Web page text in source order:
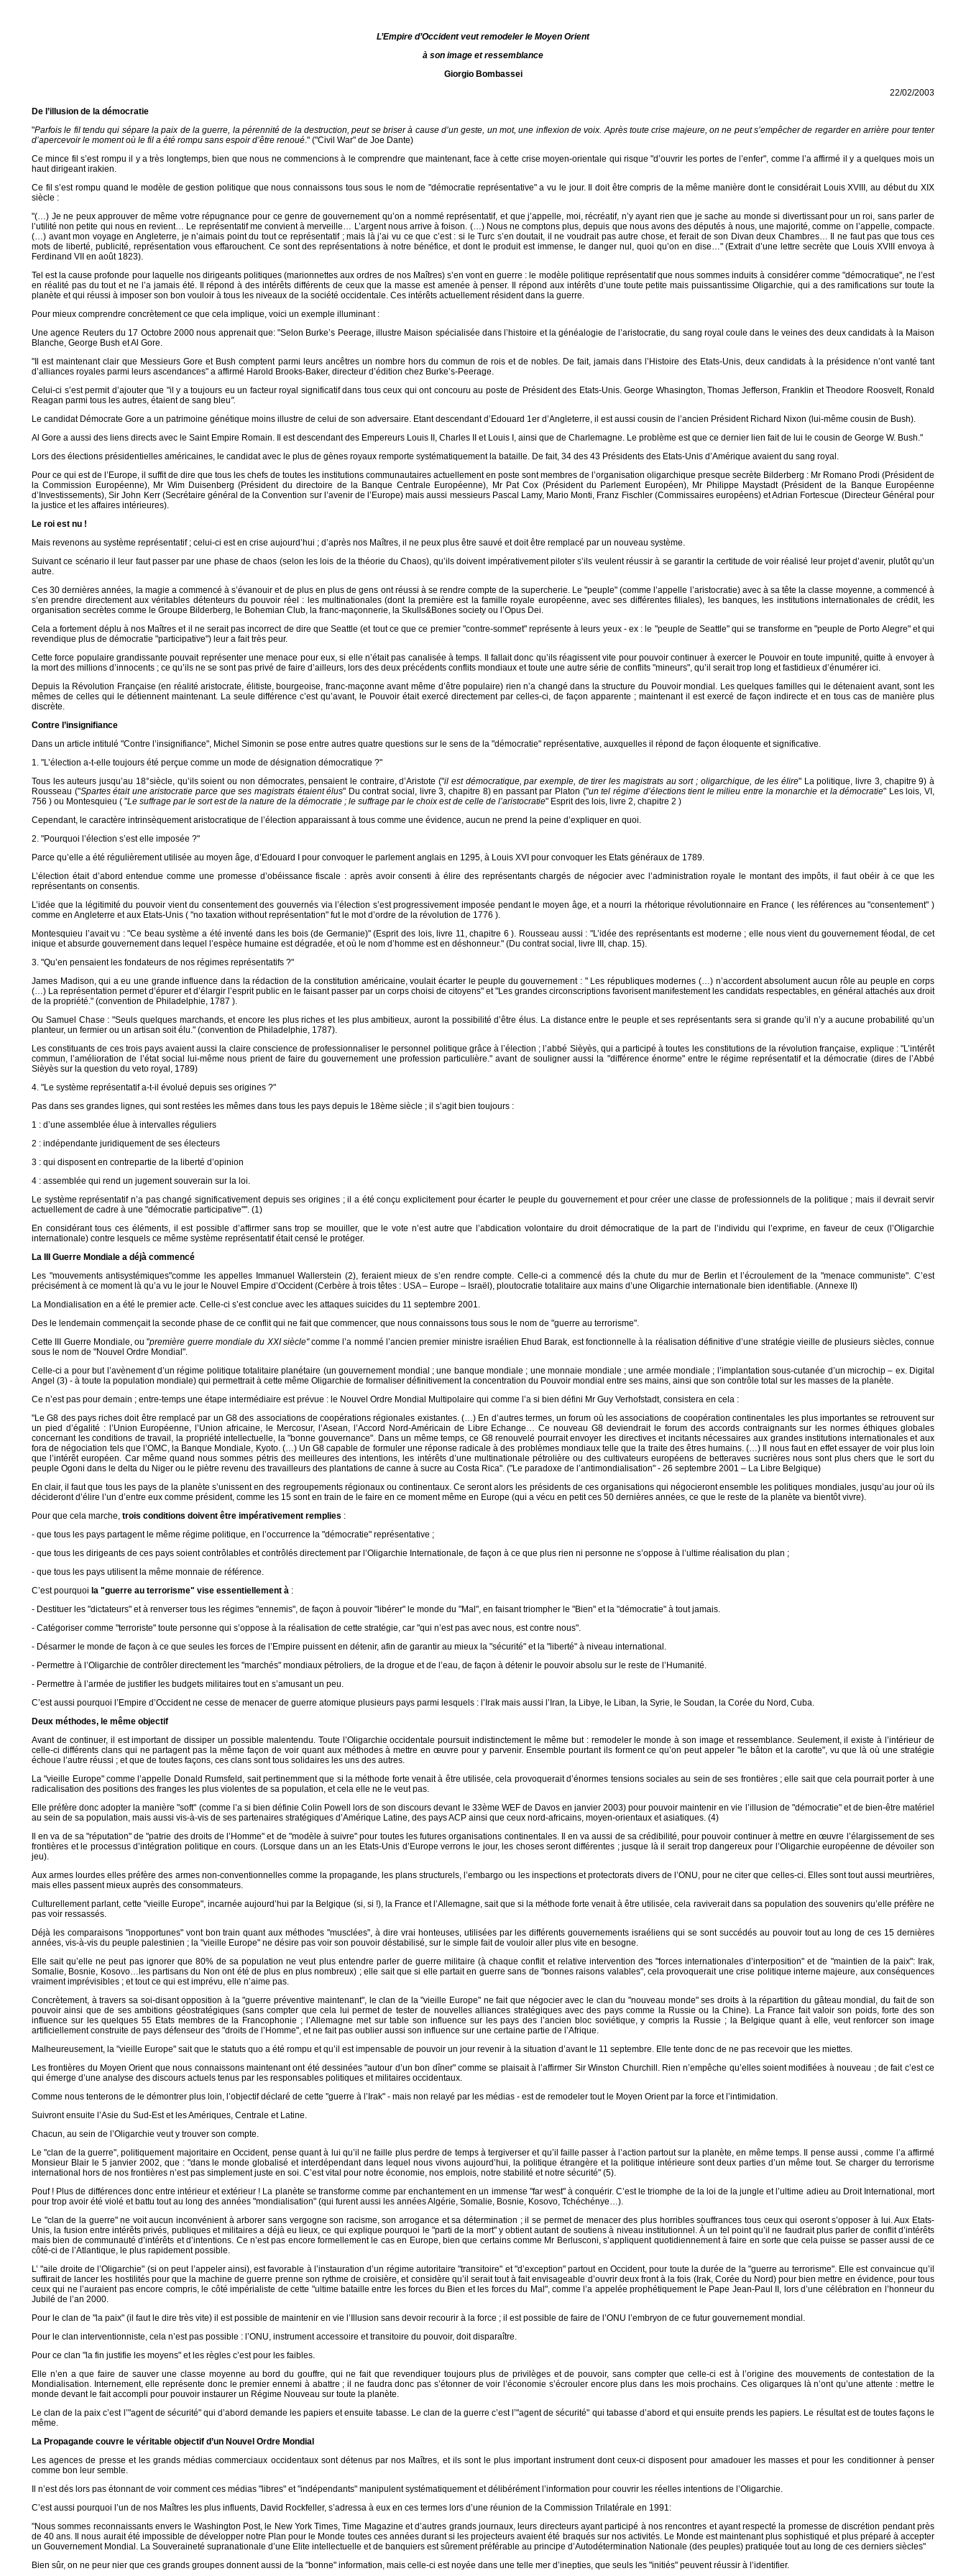
L’Empire d’Occident veut remodeler le Moyen Orient
à son image et ressemblance
Giorgio Bombassei
22/02/2003
De l’illusion de la démocratie
"Parfois le fil tendu qui sépare la paix de la guerre, la pérennité de la destruction, peut se briser à cause d’un geste, un mot, une inflexion de voix. Après toute crise majeure, on ne peut s’empêcher de regarder en arrière pour tenter
d’apercevoir le moment où le fil a été rompu sans espoir d’être renoué." ("Civil War" de Joe Dante)
Ce mince fil s’est rompu il y a très longtemps, bien que nous ne commencions à le comprendre que maintenant, face à cette crise moyen-orientale qui risque "d’ouvrir les portes de l’enfer", comme l’a affirmé il y a quelques mois un
haut dirigeant irakien.
Ce fil s’est rompu quand le modèle de gestion politique que nous connaissons tous sous le nom de "démocratie représentative" a vu le jour. Il doit être compris de la même manière dont le considérait Louis XVIII, au début du XIX
siècle :
"(…) Je ne peux approuver de même votre répugnance pour ce genre de gouvernement qu’on a nommé représentatif, et que j’appelle, moi, récréatif, n’y ayant rien que je sache au monde si divertissant pour un roi, sans parler de
l’utilité non petite qui nous en revient… Le représentatif me convient à merveille… L’argent nous arrive à foison. (…) Nous ne comptons plus, depuis que nous avons des députés à nous, une majorité, comme on l’appelle, compacte.
(…) avant mon voyage en Angleterre, je n’aimais point du tout ce représentatif ; mais là j’ai vu ce que c’est : si le Turc s’en doutait, il ne voudrait pas autre chose, et ferait de son Divan deux Chambres… Il ne faut pas que tous ces
mots de liberté, publicité, représentation vous effarouchent. Ce sont des représentations à notre bénéfice, et dont le produit est immense, le danger nul, quoi qu’on en dise…" (Extrait d’une lettre secrète que Louis XVIII envoya à
Ferdinand VII en août 1823).
Tel est la cause profonde pour laquelle nos dirigeants politiques (marionnettes aux ordres de nos Maîtres) s’en vont en guerre : le modèle politique représentatif que nous sommes induits à considérer comme "démocratique", ne l’est
en réalité pas du tout et ne l’a jamais été. Il répond à des intérêts différents de ceux que la masse est amenée à penser. Il répond aux intérêts d’une toute petite mais puissantissime Oligarchie, qui a des ramifications sur toute la
planète et qui réussi à imposer son bon vouloir à tous les niveaux de la société occidentale. Ces intérêts actuellement résident dans la guerre.
Pour mieux comprendre concrètement ce que cela implique, voici un exemple illuminant :
Une agence Reuters du 17 Octobre 2000 nous apprenait que: "Selon Burke’s Peerage, illustre Maison spécialisée dans l’histoire et la généalogie de l’aristocratie, du sang royal coule dans le veines des deux candidats à la Maison
Blanche, George Bush et Al Gore.
"Il est maintenant clair que Messieurs Gore et Bush comptent parmi leurs ancêtres un nombre hors du commun de rois et de nobles. De fait, jamais dans l’Histoire des Etats-Unis, deux candidats à la présidence n’ont vanté tant
d’alliances royales parmi leurs ascendances" a affirmé Harold Brooks-Baker, directeur d’édition chez Burke’s-Peerage.
Celui-ci s’est permit d’ajouter que "il y a toujours eu un facteur royal significatif dans tous ceux qui ont concouru au poste de Président des Etats-Unis. George Whasington, Thomas Jefferson, Franklin et Theodore Roosvelt, Ronald
Reagan parmi tous les autres, étaient de sang bleu".
Le candidat Démocrate Gore a un patrimoine génétique moins illustre de celui de son adversaire. Etant descendant d’Edouard 1er d’Angleterre, il est aussi cousin de l’ancien Président Richard Nixon (lui-même cousin de Bush).
Al Gore a aussi des liens directs avec le Saint Empire Romain. Il est descendant des Empereurs Louis II, Charles II et Louis I, ainsi que de Charlemagne. Le problème est que ce dernier lien fait de lui le cousin de George W. Bush."
Lors des élections présidentielles américaines, le candidat avec le plus de gènes royaux remporte systématiquement la bataille. De fait, 34 des 43 Présidents des Etats-Unis d’Amérique avaient du sang royal.
Pour ce qui est de l’Europe, il suffit de dire que tous les chefs de toutes les institutions communautaires actuellement en poste sont membres de l’organisation oligarchique presque secrète Bilderberg : Mr Romano Prodi (Président de
la Commission Européenne), Mr Wim Duisenberg (Président du directoire de la Banque Centrale Européenne), Mr Pat Cox (Président du Parlement Européen), Mr Philippe Maystadt (Président de la Banque Européenne
d’Investissements), Sir John Kerr (Secrétaire général de la Convention sur l’avenir de l’Europe) mais aussi messieurs Pascal Lamy, Mario Monti, Franz Fischler (Commissaires européens) et Adrian Fortescue (Directeur Général pour
la justice et les affaires intérieures).
Le roi est nu !
Mais revenons au système représentatif ; celui-ci est en crise aujourd’hui ; d’après nos Maîtres, il ne peux plus être sauvé et doit être remplacé par un nouveau système.
Suivant ce scénario il leur faut passer par une phase de chaos (selon les lois de la théorie du Chaos), qu’ils doivent impérativement piloter s’ils veulent réussir à se garantir la certitude de voir réalisé leur projet d’avenir, plutôt qu’un
autre.
Ces 30 dernières années, la magie a commencé à s’évanouir et de plus en plus de gens ont réussi à se rendre compte de la supercherie. Le "peuple" (comme l’appelle l’aristocratie) avec à sa tête la classe moyenne, a commencé à
s’en prendre directement aux véritables détenteurs du pouvoir réel : les multinationales (dont la première est la famille royale européenne, avec ses différentes filiales), les banques, les institutions internationales de crédit, les
organisation secrètes comme le Groupe Bilderberg, le Bohemian Club, la franc-maçonnerie, la Skulls&Bones society ou l’Opus Dei.
Cela a fortement déplu à nos Maîtres et il ne serait pas incorrect de dire que Seattle (et tout ce que ce premier "contre-sommet" représente à leurs yeux - ex : le "peuple de Seattle" qui se transforme en "peuple de Porto Alegre" et qui
revendique plus de démocratie "participative") leur a fait très peur.
Cette force populaire grandissante pouvait représenter une menace pour eux, si elle n’était pas canalisée à temps. Il fallait donc qu’ils réagissent vite pour pouvoir continuer à exercer le Pouvoir en toute impunité, quitte à envoyer à
la mort des millions d’innocents ; ce qu’ils ne se sont pas privé de faire d’ailleurs, lors des deux précédents conflits mondiaux et toute une autre série de conflits "mineurs", qu’il serait trop long et fastidieux d’énumérer ici.
Depuis la Révolution Française (en réalité aristocrate, élitiste, bourgeoise, franc-maçonne avant même d’être populaire) rien n’a changé dans la structure du Pouvoir mondial. Les quelques familles qui le détenaient avant, sont les
mêmes de celles qui le détiennent maintenant. La seule différence c’est qu’avant, le Pouvoir était exercé directement par celles-ci, de façon apparente ; maintenant il est exercé de façon indirecte et en tous cas de manière plus
discrète.
Contre l’insignifiance
Dans un article intitulé "Contre l’insignifiance", Michel Simonin se pose entre autres quatre questions sur le sens de la "démocratie" représentative, auxquelles il répond de façon éloquente et significative.
1. "L’élection a-t-elle toujours été perçue comme un mode de désignation démocratique ?"
Tous les auteurs jusqu’au 18°siècle, qu’ils soient ou non démocrates, pensaient le contraire, d’Aristote ("il est démocratique, par exemple, de tirer les magistrats au sort ; oligarchique, de les élire" La politique, livre 3, chapitre 9) à
Rousseau ("Spartes était une aristocratie parce que ses magistrats étaient élus" Du contrat social, livre 3, chapitre 8) en passant par Platon ("un tel régime d’élections tient le milieu entre la monarchie et la démocratie" Les lois, VI,
756 ) ou Montesquieu ( "Le suffrage par le sort est de la nature de la démocratie ; le suffrage par le choix est de celle de l’aristocratie" Esprit des lois, livre 2, chapitre 2 )
Cependant, le caractère intrinsèquement aristocratique de l’élection apparaissant à tous comme une évidence, aucun ne prend la peine d’expliquer en quoi.
2. "Pourquoi l’élection s’est elle imposée ?"
Parce qu’elle a été régulièrement utilisée au moyen âge, d’Edouard I pour convoquer le parlement anglais en 1295, à Louis XVI pour convoquer les Etats généraux de 1789.
L’élection était d’abord entendue comme une promesse d’obéissance fiscale : après avoir consenti à élire des représentants chargés de négocier avec l’administration royale le montant des impôts, il faut obéir à ce que les
représentants on consentis.
L’idée que la légitimité du pouvoir vient du consentement des gouvernés via l’élection s’est progressivement imposée pendant le moyen âge, et a nourri la rhétorique révolutionnaire en France ( les références au "consentement" )
comme en Angleterre et aux Etats-Unis ( "no taxation without représentation" fut le mot d’ordre de la révolution de 1776 ).
Montesquieu l’avait vu : "Ce beau système a été inventé dans les bois (de Germanie)" (Esprit des lois, livre 11, chapitre 6 ). Rousseau aussi : "L’idée des représentants est moderne ; elle nous vient du gouvernement féodal, de cet
inique et absurde gouvernement dans lequel l’espèce humaine est dégradée, et où le nom d’homme est en déshonneur." (Du contrat social, livre III, chap. 15).
3. "Qu’en pensaient les fondateurs de nos régimes représentatifs ?"
James Madison, qui a eu une grande influence dans la rédaction de la constitution américaine, voulait écarter le peuple du gouvernement : " Les républiques modernes (…) n’accordent absolument aucun rôle au peuple en corps
(…) La représentation permet d’épurer et d’élargir l’esprit public en le faisant passer par un corps choisi de citoyens" et "Les grandes circonscriptions favorisent manifestement les candidats respectables, en général attachés aux droit
de la propriété." (convention de Philadelphie, 1787 ).
Ou Samuel Chase : "Seuls quelques marchands, et encore les plus riches et les plus ambitieux, auront la possibilité d’être élus. La distance entre le peuple et ses représentants sera si grande qu’il n’y a aucune probabilité qu’un
planteur, un fermier ou un artisan soit élu." (convention de Philadelphie, 1787).
Les constituants de ces trois pays avaient aussi la claire conscience de professionnaliser le personnel politique grâce à l’élection ; l’abbé Sièyès, qui a participé à toutes les constitutions de la révolution française, explique : "L’intérêt
commun, l’amélioration de l’état social lui-même nous prient de faire du gouvernement une profession particulière." avant de souligner aussi la "différence énorme" entre le régime représentatif et la démocratie (dires de l’Abbé
Sièyès sur la question du veto royal, 1789)
4. "Le système représentatif a-t-il évolué depuis ses origines ?"
Pas dans ses grandes lignes, qui sont restées les mêmes dans tous les pays depuis le 18ème siècle ; il s’agit bien toujours :
1 : d’une assemblée élue à intervalles réguliers
2 : indépendante juridiquement de ses électeurs
3 : qui disposent en contrepartie de la liberté d’opinion
4 : assemblée qui rend un jugement souverain sur la loi.
Le système représentatif n’a pas changé significativement depuis ses origines ; il a été conçu explicitement pour écarter le peuple du gouvernement et pour créer une classe de professionnels de la politique ; mais il devrait servir
actuellement de cadre à une "démocratie participative"". (1)
En considérant tous ces éléments, il est possible d’affirmer sans trop se mouiller, que le vote n’est autre que l’abdication volontaire du droit démocratique de la part de l’individu qui l’exprime, en faveur de ceux (l’Oligarchie
internationale) contre lesquels ce même système représentatif était censé le protéger.
La III Guerre Mondiale a déjà commencé
Les "mouvements antisystémiques"comme les appelles Immanuel Wallerstein (2), feraient mieux de s’en rendre compte. Celle-ci a commencé dés la chute du mur de Berlin et l’écroulement de la "menace communiste". C’est
précisément à ce moment là qu’a vu le jour le Nouvel Empire d’Occident (Cerbère à trois têtes : USA – Europe – Israël), ploutocratie totalitaire aux mains d’une Oligarchie internationale bien identifiable. (Annexe II)
La Mondialisation en a été le premier acte. Celle-ci s’est conclue avec les attaques suicides du 11 septembre 2001.
Des le lendemain commençait la seconde phase de ce conflit qui ne fait que commencer, que nous connaissons tous sous le nom de "guerre au terrorisme".
Cette III Guerre Mondiale, ou "première guerre mondiale du XXI siècle"comme l’a nommé l’ancien premier ministre israélien Ehud Barak, est fonctionnelle à la réalisation définitive d’une stratégie vieille de plusieurs siècles, connue
sous le nom de "Nouvel Ordre Mondial".
Celle-ci a pour but l’avènement d’un régime politique totalitaire planétaire (un gouvernement mondial ; une banque mondiale ; une monnaie mondiale ; une armée mondiale ; l’implantation sous-cutanée d’un microchip – ex. Digital
Angel (3) - à toute la population mondiale) qui permettrait à cette même Oligarchie de formaliser définitivement la concentration du Pouvoir mondial entre ses mains, ainsi que son contrôle total sur les masses de la planète.
Ce n’est pas pour demain ; entre-temps une étape intermédiaire est prévue : le Nouvel Ordre Mondial Multipolaire qui comme l’a si bien défini Mr Guy Verhofstadt, consistera en cela :
"Le G8 des pays riches doit être remplacé par un G8 des associations de coopérations régionales existantes. (…) En d’autres termes, un forum où les associations de coopération continentales les plus importantes se retrouvent sur
un pied d’égalité : l’Union Européenne, l’Union africaine, le Mercosur, l’Asean, l’Accord Nord-Américain de Libre Echange… Ce nouveau G8 deviendrait le forum des accords contraignants sur les normes éthiques globales
concernant les conditions de travail, la propriété intellectuelle, la "bonne gouvernance". Dans un même temps, ce G8 renouvelé pourrait envoyer les directives et incitants nécessaires aux grandes institutions internationales et aux
fora de négociation tels que l’OMC, la Banque Mondiale, Kyoto. (…) Un G8 capable de formuler une réponse radicale à des problèmes mondiaux telle que la traite des êtres humains. (…) Il nous faut en effet essayer de voir plus loin
que l’intérêt européen. Car même quand nous sommes pétris des meilleures des intentions, les intérêts d’une multinationale pétrolière ou des cultivateurs européens de betteraves sucrières nous sont plus chers que le sort du
peuple Ogoni dans le delta du Niger ou le piètre revenu des travailleurs des plantations de canne à sucre au Costa Rica". ("Le paradoxe de l’antimondialisation" - 26 septembre 2001 – La Libre Belgique)
En clair, il faut que tous les pays de la planète s’unissent en des regroupements régionaux ou continentaux. Ce seront alors les présidents de ces organisations qui négocieront ensemble les politiques mondiales, jusqu’au jour où ils
décideront d’élire l’un d’entre eux comme président, comme les 15 sont en train de le faire en ce moment même en Europe (qui a vécu en petit ces 50 dernières années, ce que le reste de la planète va bientôt vivre).
Pour que cela marche, trois conditions doivent être impérativement remplies :
- que tous les pays partagent le même régime politique, en l’occurrence la "démocratie" représentative ;
- que tous les dirigeants de ces pays soient contrôlables et contrôlés directement par l’Oligarchie Internationale, de façon à ce que plus rien ni personne ne s’oppose à l’ultime réalisation du plan ;
- que tous les pays utilisent la même monnaie de référence.
C’est pourquoi la "guerre au terrorisme" vise essentiellement à :
- Destituer les "dictateurs" et à renverser tous les régimes "ennemis", de façon à pouvoir "libérer" le monde du "Mal", en faisant triompher le "Bien" et la "démocratie" à tout jamais.
- Catégoriser comme "terroriste" toute personne qui s’oppose à la réalisation de cette stratégie, car "qui n’est pas avec nous, est contre nous".
- Désarmer le monde de façon à ce que seules les forces de l’Empire puissent en détenir, afin de garantir au mieux la "sécurité" et la "liberté" à niveau international.
- Permettre à l’Oligarchie de contrôler directement les "marchés" mondiaux pétroliers, de la drogue et de l’eau, de façon à détenir le pouvoir absolu sur le reste de l’Humanité.
- Permettre à l’armée de justifier les budgets militaires tout en s’amusant un peu.
C’est aussi pourquoi l’Empire d’Occident ne cesse de menacer de guerre atomique plusieurs pays parmi lesquels : l’Irak mais aussi l’Iran, la Libye, le Liban, la Syrie, le Soudan, la Corée du Nord, Cuba.
Deux méthodes, le même objectif
Avant de continuer, il est important de dissiper un possible malentendu. Toute l’Oligarchie occidentale poursuit indistinctement le même but : remodeler le monde à son image et ressemblance. Seulement, il existe à l’intérieur de
celle-ci différents clans qui ne partagent pas la même façon de voir quant aux méthodes à mettre en œuvre pour y parvenir. Ensemble pourtant ils forment ce qu’on peut appeler "le bâton et la carotte", vu que là où une stratégie
échoue l’autre réussi ; et que de toutes façons, ces clans sont tous solidaires les uns des autres.
La "vieille Europe" comme l’appelle Donald Rumsfeld, sait pertinemment que si la méthode forte venait à être utilisée, cela provoquerait d’énormes tensions sociales au sein de ses frontières ; elle sait que cela pourrait porter à une
radicalisation des positions des franges les plus violentes de sa population, et cela elle ne le veut pas.
Elle préfère donc adopter la manière "soft" (comme l’a si bien définie Colin Powell lors de son discours devant le 33ème WEF de Davos en janvier 2003) pour pouvoir maintenir en vie l’illusion de "démocratie" et de bien-être matériel
au sein de sa population, mais aussi vis-à-vis de ses partenaires stratégiques d’Amérique Latine, des pays ACP ainsi que ceux nord-africains, moyen-orientaux et asiatiques. (4)
Il en va de sa "réputation" de "patrie des droits de l’Homme" et de "modèle à suivre" pour toutes les futures organisations continentales. Il en va aussi de sa crédibilité, pour pouvoir continuer à mettre en œuvre l’élargissement de ses
frontières et le processus d’intégration politique en cours. (Lorsque dans un an les Etats-Unis d’Europe verrons le jour, les choses seront différentes ; jusque là il serait trop dangereux pour l’Oligarchie européenne de dévoiler son
jeu).
Aux armes lourdes elles préfère des armes non-conventionnelles comme la propagande, les plans structurels, l’embargo ou les inspections et protectorats divers de l’ONU, pour ne citer que celles-ci. Elles sont tout aussi meurtrières,
mais elles passent mieux auprès des consommateurs.
Culturellement parlant, cette "vieille Europe", incarnée aujourd’hui par la Belgique (si, si !), la France et l’Allemagne, sait que si la méthode forte venait à être utilisée, cela raviverait dans sa population des souvenirs qu’elle préfère ne
pas voir ressassés.
Déjà les comparaisons "inopportunes" vont bon train quant aux méthodes "musclées", à dire vrai honteuses, utilisées par les différents gouvernements israéliens qui se sont succédés au pouvoir tout au long de ces 15 dernières
années, vis-à-vis du peuple palestinien ; la "vieille Europe" ne désire pas voir son pouvoir déstabilisé, sur le simple fait de vouloir aller plus vite en besogne.
Elle sait qu’elle ne peut pas ignorer que 80% de sa population ne veut plus entendre parler de guerre militaire (à chaque conflit et relative intervention des "forces internationales d’interposition" et de "maintien de la paix": Irak,
Somalie, Bosnie, Kosovo…les partisans du Non ont été de plus en plus nombreux) ; elle sait que si elle partait en guerre sans de "bonnes raisons valables", cela provoquerait une crise politique interne majeure, aux conséquences
vraiment imprévisibles ; et tout ce qui est imprévu, elle n’aime pas.
Concrètement, à travers sa soi-disant opposition à la "guerre préventive maintenant", le clan de la "vieille Europe" ne fait que négocier avec le clan du "nouveau monde" ses droits à la répartition du gâteau mondial, du fait de son
pouvoir ainsi que de ses ambitions géostratégiques (sans compter que cela lui permet de tester de nouvelles alliances stratégiques avec des pays comme la Russie ou la Chine). La France fait valoir son poids, forte des son
influence sur les quelques 55 Etats membres de la Francophonie ; l’Allemagne met sur table son influence sur les pays des l’ancien bloc soviétique, y compris la Russie ; la Belgique quant à elle, veut renforcer son image
artificiellement construite de pays défenseur des "droits de l’Homme", et ne fait pas oublier aussi son influence sur une certaine partie de l’Afrique.
Malheureusement, la "vieille Europe" sait que le statuts quo a été rompu et qu’il est impensable de pouvoir un jour revenir à la situation d’avant le 11 septembre. Elle tente donc de ne pas recevoir que les miettes.
Les frontières du Moyen Orient que nous connaissons maintenant ont été dessinées "autour d’un bon dîner" comme se plaisait à l’affirmer Sir Winston Churchill. Rien n’empêche qu’elles soient modifiées à nouveau ; de fait c’est ce
qui émerge d’une analyse des discours actuels tenus par les responsables politiques et militaires occidentaux.
Comme nous tenterons de le démontrer plus loin, l’objectif déclaré de cette "guerre à l’Irak" - mais non relayé par les médias - est de remodeler tout le Moyen Orient par la force et l’intimidation.
Suivront ensuite l’Asie du Sud-Est et les Amériques, Centrale et Latine.
Chacun, au sein de l’Oligarchie veut y trouver son compte.
Le "clan de la guerre", politiquement majoritaire en Occident, pense quant à lui qu’il ne faille plus perdre de temps à tergiverser et qu’il faille passer à l’action partout sur la planète, en même temps. Il pense aussi , comme l’a affirmé
Monsieur Blair le 5 janvier 2002, que : "dans le monde globalisé et interdépendant dans lequel nous vivons aujourd’hui, la politique étrangère et la politique intérieure sont deux parties d’un même tout. Se charger du terrorisme
international hors de nos frontières n’est pas simplement juste en soi. C’est vital pour notre économie, nos emplois, notre stabilité et notre sécurité" (5).
Pouf ! Plus de différences donc entre intérieur et extérieur ! La planète se transforme comme par enchantement en un immense "far west" à conquérir. C’est le triomphe de la loi de la jungle et l’ultime adieu au Droit International, mort
pour trop avoir été violé et battu tout au long des années "mondialisation" (qui furent aussi les années Algérie, Somalie, Bosnie, Kosovo, Tchéchénye…).
Le "clan de la guerre" ne voit aucun inconvénient à arborer sans vergogne son racisme, son arrogance et sa détermination ; il se permet de menacer des plus horribles souffrances tous ceux qui oseront s’opposer à lui. Aux Etats-
Unis, la fusion entre intérêts privés, publiques et militaires a déjà eu lieux, ce qui explique pourquoi le "parti de la mort" y obtient autant de soutiens à niveau institutionnel. À un tel point qu’il ne faudrait plus parler de conflit d’intérêts
mais bien de communauté d’intérêts et d’intentions. Ce n’est pas encore formellement le cas en Europe, bien que certains comme Mr Berlusconi, s’appliquent quotidiennement à faire en sorte que cela puisse se passer aussi de ce
côté-ci de l’Atlantique, le plus rapidement possible.
L’ "aile droite de l’Oligarchie" (si on peut l’appeler ainsi), est favorable à l’instauration d’un régime autoritaire "transitoire" et "d’exception" partout en Occident, pour toute la durée de la "guerre au terrorisme". Elle est convaincue qu’il
suffirait de lancer les hostilités pour que la machine de guerre prenne son rythme de croisière, et considère qu’il serait tout à fait envisageable d’ouvrir deux front à la fois (Irak, Corée du Nord) pour bien mettre en évidence, pour tous
ceux qui ne l’auraient pas encore compris, le côté impérialiste de cette "ultime bataille entre les forces du Bien et les forces du Mal", comme l’a appelée prophétiquement le Pape Jean-Paul II, lors d’une célébration en l’honneur du
Jubilé de l’an 2000.
Pour le clan de "la paix" (il faut le dire très vite) il est possible de maintenir en vie l’Illusion sans devoir recourir à la force ; il est possible de faire de l’ONU l’embryon de ce futur gouvernement mondial.
Pour le clan interventionniste, cela n’est pas possible : l’ONU, instrument accessoire et transitoire du pouvoir, doit disparaître.
Pour ce clan "la fin justifie les moyens" et les règles c’est pour les faibles.
Elle n’en a que faire de sauver une classe moyenne au bord du gouffre, qui ne fait que revendiquer toujours plus de privilèges et de pouvoir, sans compter que celle-ci est à l’origine des mouvements de contestation de la
Mondialisation. Internement, elle représente donc le premier ennemi à abattre ; il ne faudra donc pas s’étonner de voir l’économie s’écrouler encore plus dans les mois prochains. Ces oligarques là n’ont qu’une attente : mettre le
monde devant le fait accompli pour pouvoir instaurer un Régime Nouveau sur toute la planète.
Le clan de la paix c’est l’"agent de sécurité" qui d’abord demande les papiers et ensuite tabasse. Le clan de la guerre c’est l’"agent de sécurité" qui tabasse d’abord et qui ensuite prends les papiers. Le résultat est de toutes façons le
même.
La Propagande couvre le véritable objectif d’un Nouvel Ordre Mondial
Les agences de presse et les grands médias commerciaux occidentaux sont détenus par nos Maîtres, et ils sont le plus important instrument dont ceux-ci disposent pour amadouer les masses et pour les conditionner à penser
comme bon leur semble.
Il n’est dés lors pas étonnant de voir comment ces médias "libres" et "indépendants" manipulent systématiquement et délibérément l’information pour couvrir les réelles intentions de l’Oligarchie.
C’est aussi pourquoi l’un de nos Maîtres les plus influents, David Rockfeller, s’adressa à eux en ces termes lors d’une réunion de la Commission Trilatérale en 1991:
"Nous sommes reconnaissants envers le Washington Post, le New York Times, Time Magazine et d’autres grands journaux, leurs directeurs ayant participé à nos rencontres et ayant respecté la promesse de discrétion pendant près
de 40 ans. Il nous aurait été impossible de développer notre Plan pour le Monde toutes ces années durant si les projecteurs avaient été braqués sur nos activités. Le Monde est maintenant plus sophistiqué et plus préparé à accepter
un Gouvernement Mondial. La Souveraineté supranationale d’une Elite intellectuelle et de banquiers est sûrement préférable au principe d’Autodétermination Nationale (des peuples) pratiquée tout au long de ces derniers siècles"
Bien sûr, on ne peur nier que ces grands groupes donnent aussi de la "bonne" information, mais celle-ci est noyée dans une telle mer d’inepties, que seuls les "initiés" peuvent réussir à l’identifier.